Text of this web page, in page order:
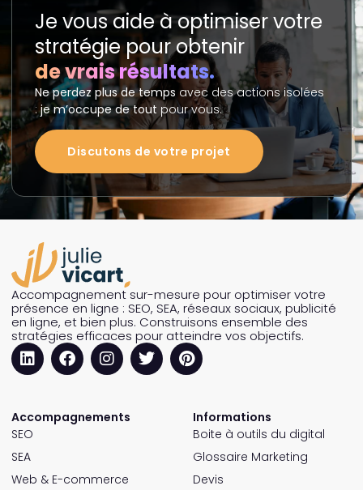
Je vous aide à optimiser votre
stratégie pour obtenir
de vrais résultats.
Ne perdez plus de temps avec des actions isolées
:je m’occupe de tout pour vous.
Discutons de votre projet
Accompagnement sur-mesure pour optimiser votre
présence en ligne : SEO, SEA, réseaux sociaux, publicité
en ligne, et bien plus. Construisons ensemble des
stratégies efficaces pour atteindre vos objectifs.
Accompagnements
SEO
SEA
Web & E-commerce
Informations
Boite à outils du digital
Glossaire Marketing
Devis